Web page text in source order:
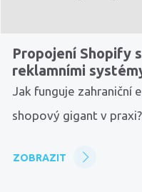
Propojení Shopify s
reklamními
Jak funguje zahraniční
shopový gigant v praxi?
ZOBRAZIT